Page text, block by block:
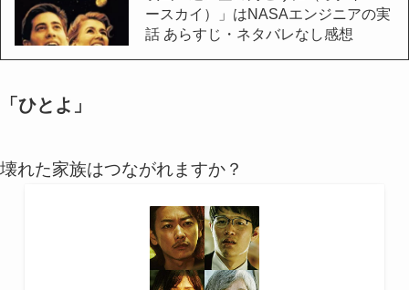
ースカイ）」はNASAエンジニアの実
話 あらすじ・ネタバレなし感想
「ひとよ」
壊れた家族はつながれますか？